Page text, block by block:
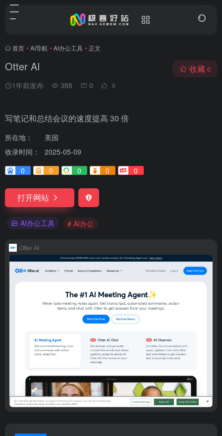
首页 • AI导航 • AI办公工具 • 正文
Otter AI
1年前发布 388 0 0
收藏 0
写笔记和总结会议的速度提高 30 倍
所在地：
美国
收录时间：
2025-05-09
0
0 0 0 0
打开网站
AI办公工具 # AI办公
Otter AI